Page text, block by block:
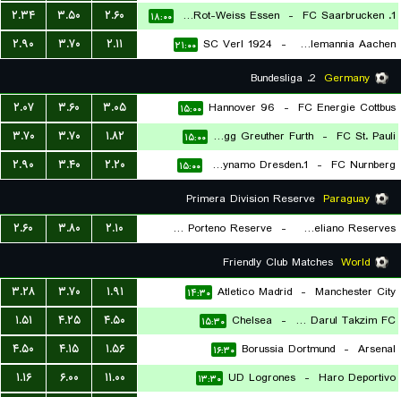
1. FC Saarbrucken
-
SC Rot-Weiss Essen ۱۸:۰۰ ۲.۶۰ ۳.۵۰
۲.۳۴
TSV Alemannia Aachen
-
SC Verl 1924 ۲۱:۰۰ ۲.۱۱ ۳.۷۰
۲.۹۰
Germany
FC Energie Cottbus
-
Hannover 96 ۱۵:۰۰ ۳.۰۵ ۳.۶۰
۲.۰۷
FC St. Pauli
-
SpVgg Greuther Furth ۱۵:۰۰ ۱.۸۲ ۳.۷۰
۳.۷۰
FC Nurnberg
-
1.FC Dynamo Dresden ۱۵:۰۰ ۲.۲۰ ۳.۴۰
۲.۹۰
Paraguay
Sportivo Ameliano Reserves
-
Cerro Porteno Reserve
۱۴:۳۰
۲.۱۰ ۳.۸۰
۲.۶۰
World
Manchester City
-
Atletico Madrid ۱۴:۳۰ ۱.۹۱ ۳.۷۰
۳.۲۸
Johor Darul Takzim FC
-
Chelsea ۱۵:۳۰ ۴.۵۰ ۴.۲۵
۱.۵۱
Arsenal
-
Borussia Dortmund ۱۶:۳۰ ۱.۵۶ ۴.۱۵
۴.۵۰
Haro Deportivo
-
UD Logrones ۱۳:۳۰ ۱۱.۰۰ ۶.۰۰
۱.۱۶